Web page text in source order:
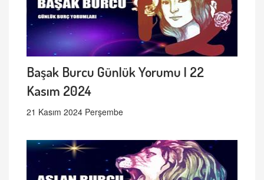
Başak Burcu Günlük Yorumu | 22
Kasım 2024
21 Kasım 2024 Perşembe